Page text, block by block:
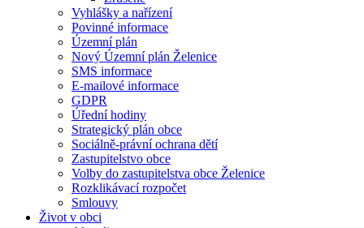
Vyhlášky a nařízení
Povinné informace
Územní plán
Nový Územní plán Želenice
SMS informace
E-mailové informace
GDPR
Úřední hodiny
Strategický plán obce
Sociálně-právní ochrana dětí
Zastupitelstvo obce
Volby do zastupitelstva obce Želenice
Rozklikávací rozpočet
Smlouvy
Život v obci